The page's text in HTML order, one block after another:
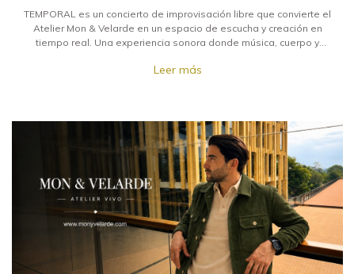
TEMPORAL es un concierto de improvisación libre que convierte el
Atelier Mon & Velarde en un espacio de escucha y creación en
tiempo real. Una experiencia sonora donde música, cuerpo y
Leer más